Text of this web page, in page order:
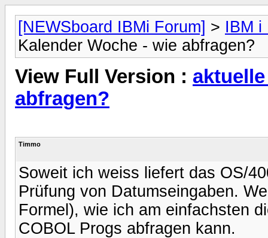
[NEWSboard IBMi Forum] > IBM i
Kalender Woche - wie abfragen?
View Full Version :
abfragen?
Timmo
Soweit ich weiss liefert das OS/
Prüfung von Datumseingaben.
Formel), wie ich am einfachsten
COBOL Progs abfragen kann.